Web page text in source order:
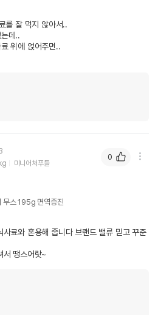
를 잘 먹지 않아서..
데..
위에 얹어주면..
미니어처푸들
무스 195g 면역증진
료와 혼용해 줍니다 브랜드 밸류 믿고 꾸준
서 땡스어랏~
0